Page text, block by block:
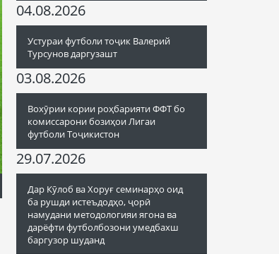
04.08.2026
Устураи футболи тоҷик Валерий
Турсунов даргузашт
03.08.2026
Вохӯрии кории роҳбарияти ФФТ бо
комиссарони бозиҳои Лигаи
футболи Тоҷикистон
29.07.2026
Дар Кӯлоб ва Хоруғ семинарҳо оид
ба рушди истеъдодҳо, ҷорӣ
намудани методологияи ягона ва
дарёфти футболбозони умедбахш
баргузор шуданд